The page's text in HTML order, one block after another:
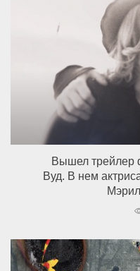
Вышел трейлер
Вуд. В нем